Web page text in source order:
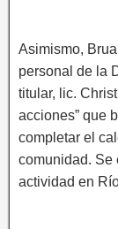
Asimismo,
personal de la
titular, lic.
acciones” que
completar el
comunidad. Se
actividad en